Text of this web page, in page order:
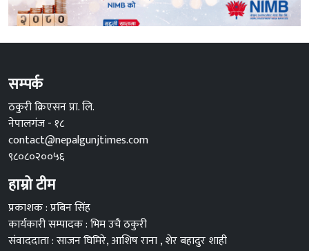
सम्पर्क
ठकुरी क्रिएसन प्रा. लि.
नेपालगंज - १८
contact@nepalgunjtimes.com
९८०८०२००५६
हाम्रो टीम
प्रकाशक : प्रबिन सिंह
कार्यकारी सम्पादक : भिम उचै ठकुरी
संवाददाता : साजन घिमिरे, आशिष राना , शेर बहादुर शाही